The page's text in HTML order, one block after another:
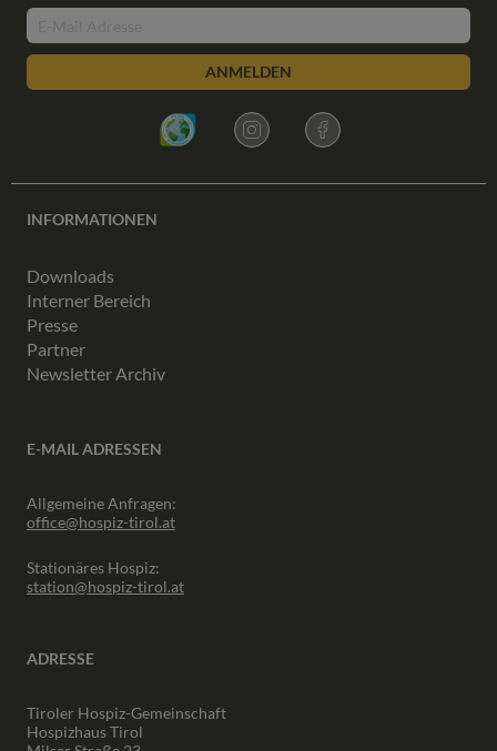
ANMELDEN
INFORMATIONEN
Downloads
Interner Bereich
Presse
Partner
Newsletter Archiv
E-MAIL ADRESSEN
Allgemeine Anfragen:
office@hospiz-tirol.at
Stationäres Hospiz:
station@hospiz-tirol.at
ADRESSE
Tiroler Hospiz-Gemeinschaft
Hospizhaus Tirol